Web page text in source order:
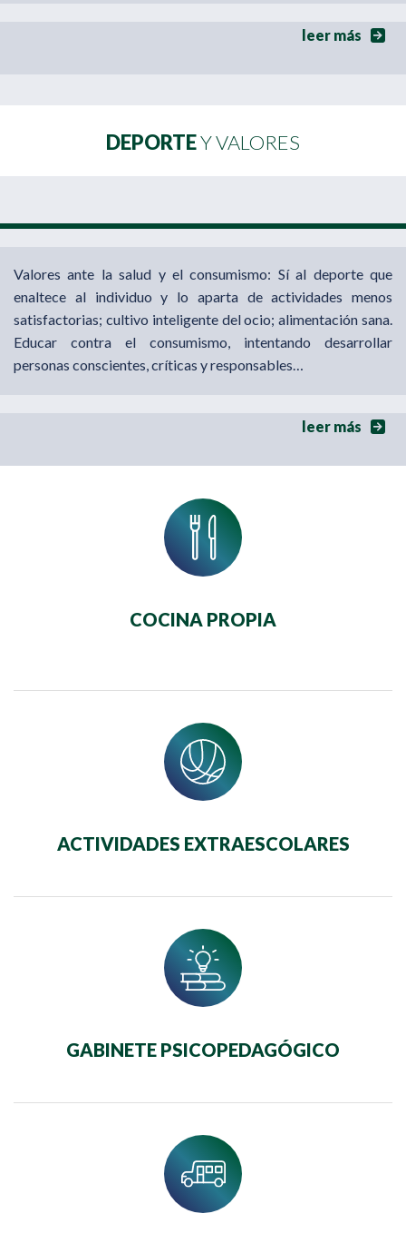
leer más
DEPORTEY VALORES
Valores ante la salud y el consumismo: Sí al deporte que
enaltece al individuo y lo aparta de actividades menos
satisfactorias; cultivo inteligente del ocio; alimentación sana.
Educar contra el consumismo, intentando desarrollar
personas conscientes, críticas y responsables…
leer más
COCINA PROPIA
ACTIVIDADES EXTRAESCOLARES
GABINETE PSICOPEDAGÓGICO